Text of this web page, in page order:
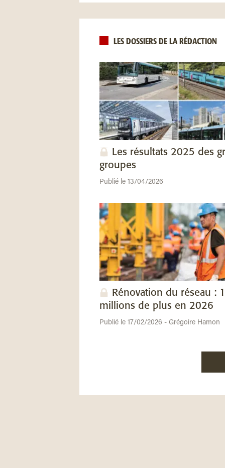
LES DOSSIERS DE LA RÉDACTION
Les résultats 2025 des
groupes
Publié le 13/04/2026
Rénovation du réseau :
millions de plus en 2026
Publié le 17/02/2026 - Grégoire Hamon